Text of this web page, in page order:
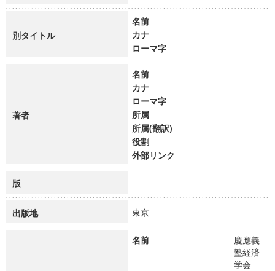
別タイトル
名前
カナ
ローマ字
著者
名前
カナ
ローマ字
所属
所属(翻訳)
役割
外部リンク
版
出版地 東京
名前
慶應義
塾経済
学会